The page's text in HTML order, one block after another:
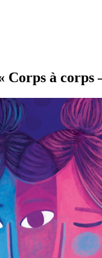
Corps à